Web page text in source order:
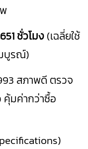
ชั่วโมง(เฉลี่ยใช้
บูรณ์)
สภาพดี ตรวจ
คุ้มค่ากว่าซื้อ